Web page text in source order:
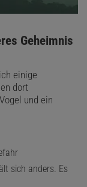
Geheimnis
einige
dort
und ein
sich anders. Es